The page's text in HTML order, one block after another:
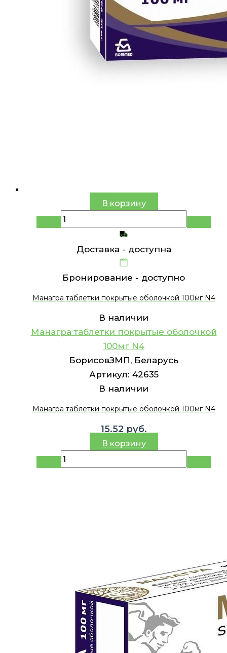
В корзину
Доставка - доступна
Бронирование - доступно
Манагра таблетки покрытые оболочкой 100мг N4
В наличии
Манагра таблетки покрытые оболочкой
100мг N4
БорисовЗМП, Беларусь
Артикул: 42635
В наличии
Манагра таблетки покрытые оболочкой 100мг N4
15.52 руб.
В корзину